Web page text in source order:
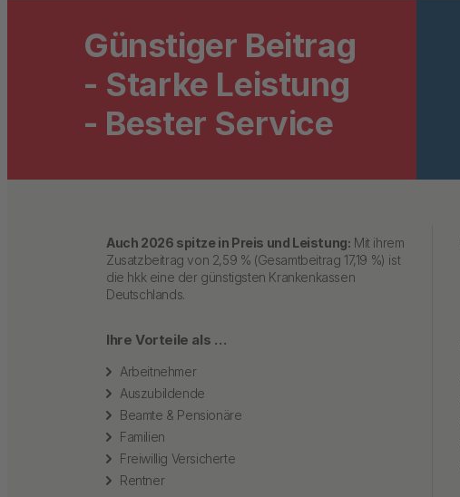
Günstiger Beitrag
- Starke Leistung
- Bester Service
Auch 2026 spitze in Preis und Leistung: Mit ihrem
Zusatzbeitrag von 2,59 % (Gesamtbeitrag 17,19 %) ist
die hkk eine der günstigsten Krankenkassen
Deutschlands.
Ihre Vorteile als …
Arbeitnehmer
Auszubildende
Beamte & Pensionäre
Familien
Freiwillig Versicherte
Rentner